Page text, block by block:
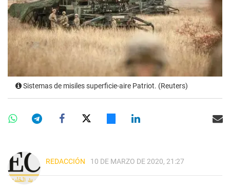
Sistemas de misiles superficie-aire Patriot. (Reuters)
REDACCIÓN 10 DE MARZO DE 2020, 21:27